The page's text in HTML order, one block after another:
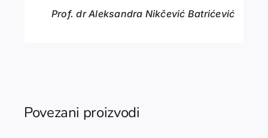
Prof. dr Aleksandra Nikčević Batrićević
Povezani proizvodi